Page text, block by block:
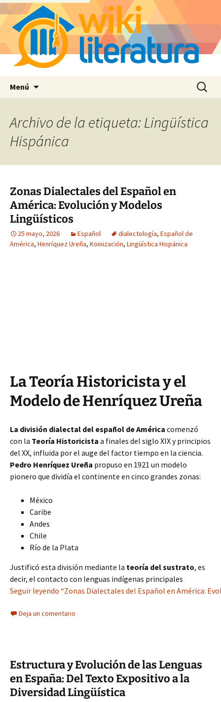
Menú Buscar:
Archivo de la etiqueta: Lingüística
Hispánica
Zonas Dialectales del Español en
América: Evolución y Modelos
Lingüísticos
25 mayo, 2026 Español dialectología, Español de
América, Henríquez Ureña, Koinización, Lingüística Hispánica
La Teoría Historicista y el
Modelo de Henríquez Ureña
La división dialectal del español de América comenzó
con la Teoría Historicista a finales del siglo XIX y principios
del XX, influida por el auge del factor tiempo en la ciencia.
Pedro Henríquez Ureña propuso en 1921 un modelo
pionero que dividía el continente en cinco grandes zonas:
México
Caribe
Andes
Chile
Río de la Plata
Justificó esta división mediante la teoría del sustrato, es
decir, el contacto con lenguas indígenas principales
Seguir leyendo “Zonas Dialectales del Español en América:
Deja un comentario
Estructura y Evolución de las Lenguas
en España: Del Texto Expositivo a la
Diversidad Lingüística